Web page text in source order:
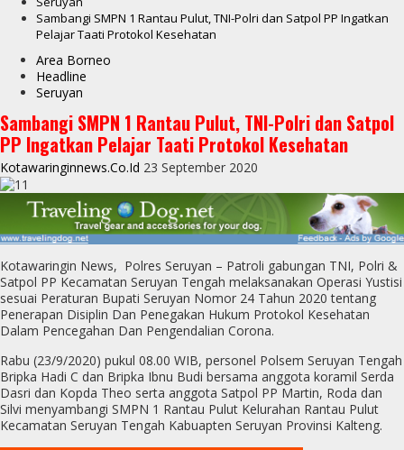
Sambangi SMPN 1 Rantau Pulut, TNI-Polri dan Satpol PP Ingatkan
Pelajar Taati Protokol Kesehatan
Area Borneo
Headline
Seruyan
Sambangi SMPN 1 Rantau Pulut, TNI-Polri dan Satpol
PP Ingatkan Pelajar Taati Protokol Kesehatan
Kotawaringinnews.co.id 23 September 2020
Kotawaringin News, Polres Seruyan – Patroli gabungan TNI, Polri &
Satpol PP Kecamatan Seruyan Tengah melaksanakan Operasi Yustisi
sesuai Peraturan Bupati Seruyan Nomor 24 Tahun 2020 tentang
Penerapan Disiplin Dan Penegakan Hukum Protokol Kesehatan
Dalam Pencegahan Dan Pengendalian Corona.
Rabu (23/9/2020) pukul 08.00 WIB, personel Polsem Seruyan Tengah
Bripka Hadi C dan Bripka Ibnu Budi bersama anggota koramil Serda
Dasri dan Kopda Theo serta anggota Satpol PP Martin, Roda dan
Silvi menyambangi SMPN 1 Rantau Pulut Kelurahan Rantau Pulut
Kecamatan Seruyan Tengah Kabuapten Seruyan Provinsi Kalteng.